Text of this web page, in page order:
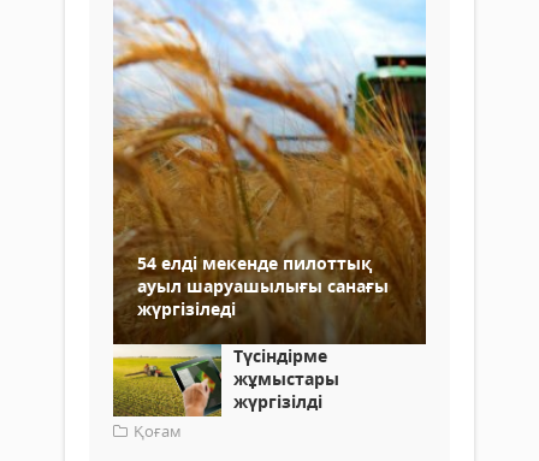
54 елді мекенде пилоттық
ауыл шаруашылығы санағы
жүргізіледі
Түсіндірме
жұмыстары
жүргізілді
Қоғам